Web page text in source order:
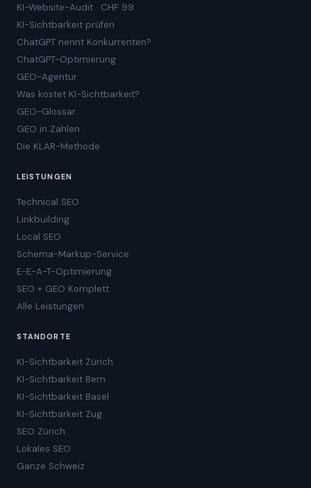
KI-Website-Audit · CHF 99
KI-Sichtbarkeit prüfen
ChatGPT nennt Konkurrenten?
ChatGPT-Optimierung
GEO-Agentur
Was kostet KI-Sichtbarkeit?
GEO-Glossar
GEO in Zahlen
Die KLAR-Methode
LEISTUNGEN
Technical SEO
Linkbuilding
Local SEO
Schema-Markup-Service
E-E-A-T-Optimierung
SEO + GEO Komplett
Alle Leistungen
STANDORTE
KI-Sichtbarkeit Zürich
KI-Sichtbarkeit Bern
KI-Sichtbarkeit Basel
KI-Sichtbarkeit Zug
SEO Zürich
Lokales SEO
Ganze Schweiz